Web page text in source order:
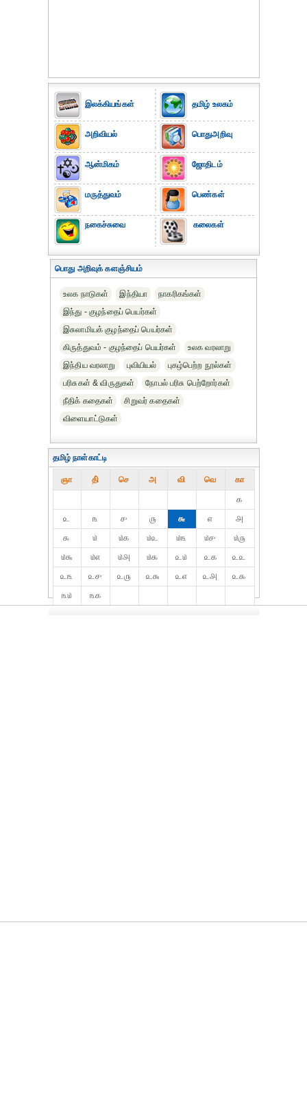
இலக்கியங்கள்
அறிவியல்
ஆன்மிகம்
மருத்துவம்
நகைச்சுவை
தமிழ் உலகம்
பொதுஅறிவு
ஜோதிடம்
பெண்கள்
கலைகள்
பொது அறிவுக் களஞ்சியம்
உலக நாடுகள் இந்தியா
நாகரிகங்கள்
இந்து - குழந்தைப் பெயர்கள்
இசுலாமியக் குழந்தைப் பெயர்கள்
கிருத்துவம் - குழந்தைப் பெயர்கள்
உலக வரலாறு
இந்திய வரலாறு
புவியியல்
புகழ்பெற்ற நூல்கள்
பரிசுகள் & விருதுகள்
நோபல் பரிசு‎ பெற்றோர்‎கள்
நீதிக் கதைகள்
சிறுவர் கதைகள்
விளையாட்டுகள்
தமிழ் நாள்காட்டி
ஞா தி் செ அ வி வெ கா
௧
௨
௩ ௪ ௫ ௬ ௭
௮
௯
௰ ௰௧ ௰௨ ௰௩ ௰௪
௰௫
௰௬
௰௭ ௰௮ ௰௯ ௨௰ ௨௧
௨௨
௨௩
௨௪ ௨௫ ௨௬ ௨௭ ௨௮
௨௯
௩௰
௩௧